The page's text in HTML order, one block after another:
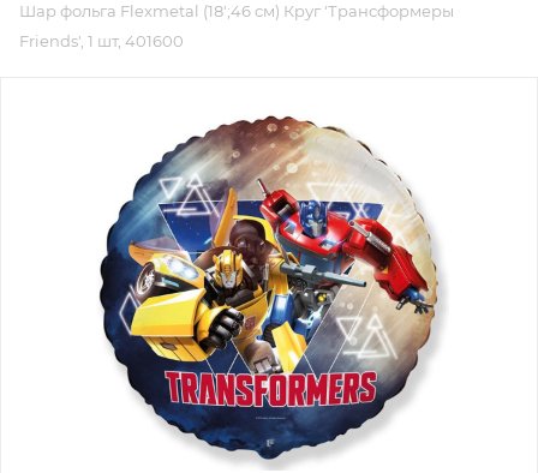
Шар фольга Flexmetal (18';46 см) Круг 'Трансформеры
Friends', 1 шт, 401600